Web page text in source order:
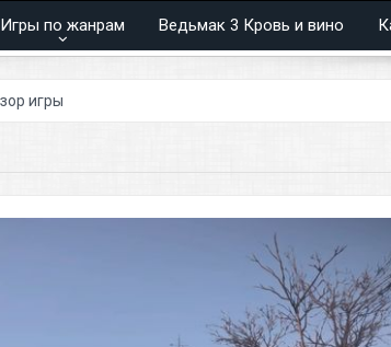
Игры по жанрам Ведьмак 3 Кровь и вино